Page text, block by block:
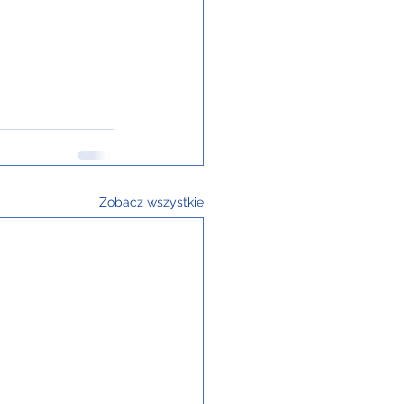
Zobacz wszystkie